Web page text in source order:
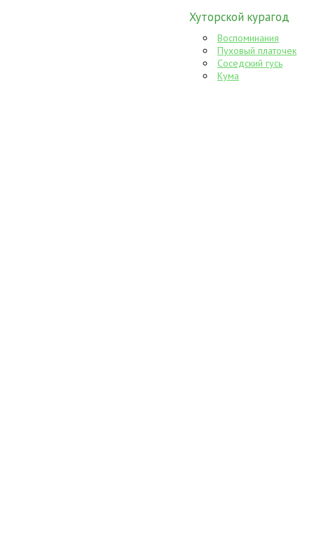
Хуторской курагод
Воспоминания
Пуховый платочек
Соседский гусь
Кума